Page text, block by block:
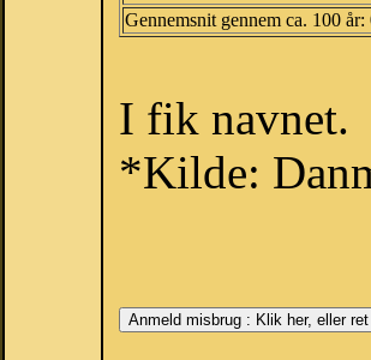
Gennemsnit gennem ca. 100
I fik navnet.
*Kilde: